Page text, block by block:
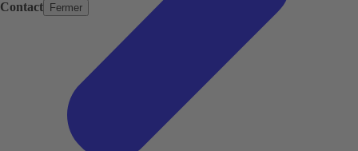
Contact Fermer